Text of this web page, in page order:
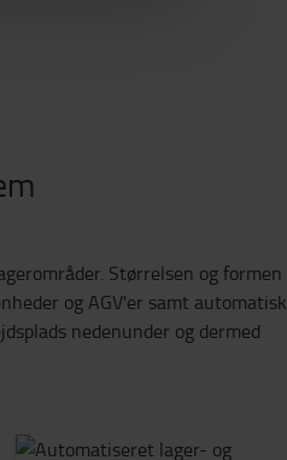
Størrelsen og formen
og AGV'er samt automatisk
nedenunder og dermed